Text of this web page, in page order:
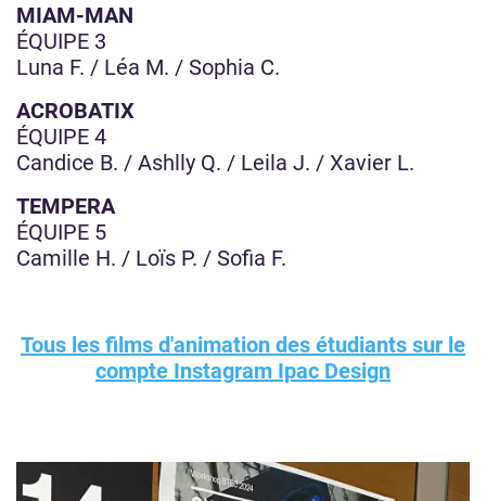
MIAM-MAN
ÉQUIPE 3
Luna F. / Léa M. / Sophia C.
ACROBATIX
ÉQUIPE 4
Candice B. / Ashlly Q. / Leila J. / Xavier L.
TEMPERA
ÉQUIPE 5
Camille H. / Loïs P. / Sofia F.
Tous les films d'animation des étudiants sur le
compte Instagram Ipac Design